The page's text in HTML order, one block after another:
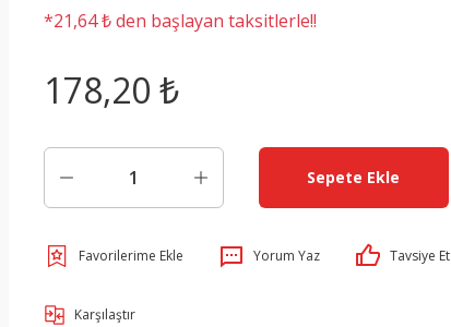
*21,64 ₺ den başlayan taksitlerle!!
178,20 ₺
Sepete Ekle
Yorum Yaz Tavsiye Et
Karşılaştır